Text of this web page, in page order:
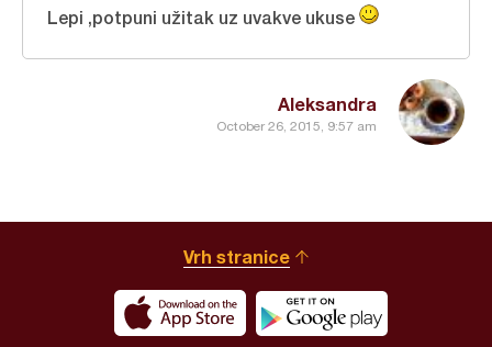
Aleksandra
October 26, 2015, 9:57 am
Lepi ,potpuni užitak uz uvakve ukuse
Vrh stranice